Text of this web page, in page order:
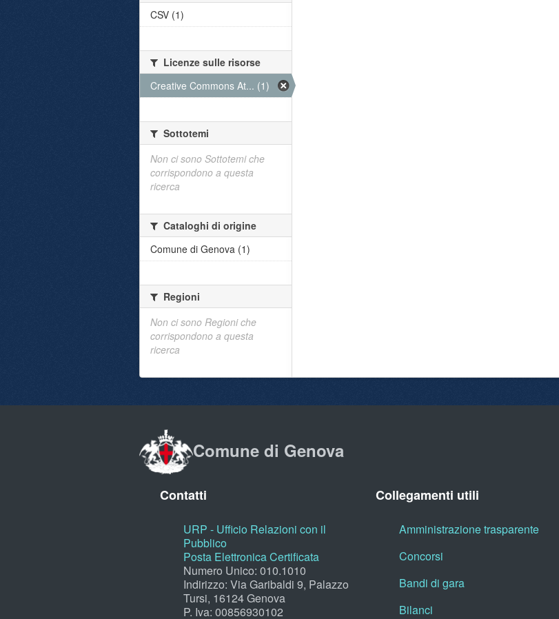
CSV (1)
Licenze sulle risorse
Creative Commons At... (1)
Sottotemi
Non ci sono Sottotemi che
corrispondono a questa
ricerca
Cataloghi di origine
Comune di Genova (1)
Regioni
Non ci sono Regioni che
corrispondono a questa
ricerca
Comune di Genova
Contatti
URP - Ufficio Relazioni con il
Pubblico
Posta Elettronica Certificata
Numero Unico: 010.1010
Indirizzo: Via Garibaldi 9, Palazzo
Tursi, 16124 Genova
P. Iva: 00856930102
Collegamenti utili
Amministrazione trasparente
Concorsi
Bandi di gara
Bilanci